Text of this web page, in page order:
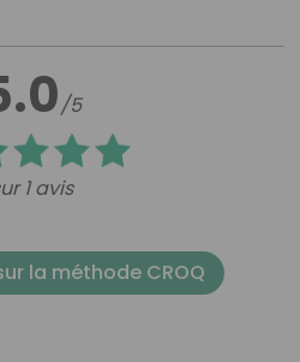
/5
1 avis
la méthode CROQ